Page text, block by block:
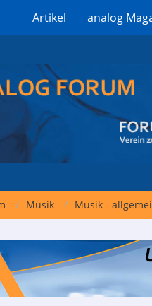
Artikel analog
Musik Musik -